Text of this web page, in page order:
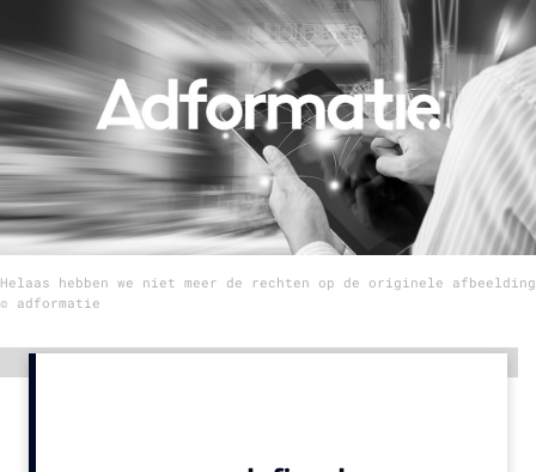
Menu
Home
9 sept: GenAI-training
12 nov: MarketingLive!
Adverteren
Events
Helaas hebben we niet meer de rechten op de originele afbeelding
© adformatie